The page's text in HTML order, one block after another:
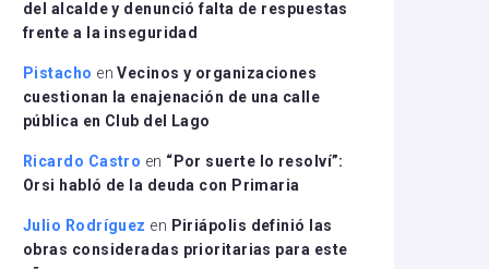
del alcalde y denunció falta de respuestas
frente a la inseguridad
Pistacho enVecinos y organizaciones
cuestionan la enajenación de una calle
pública en Club del Lago
Ricardo Castro en “Por suerte lo resolví”:
Orsi habló de la deuda con Primaria
Julio Rodríguez en Piriápolis definió las
obras consideradas prioritarias para este